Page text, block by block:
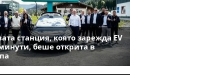
станция, която зарежда EV
беше открита в